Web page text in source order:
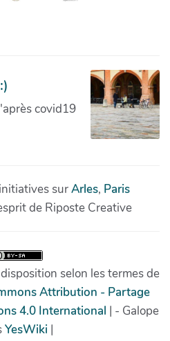
covid19
surArles, Paris
de Riposte Creative
selon les termes de
Attribution - Partage
4.0 International | - Galope
YesWiki |